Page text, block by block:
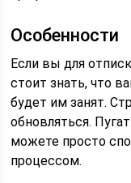
Особенности
Если вы для
стоит знать, что
будет им занят.
обновляться.
можете просто
процессом.